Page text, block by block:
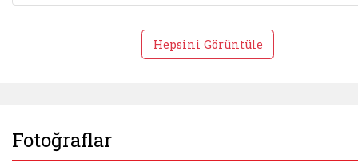
Hepsini Görüntüle
Fotoğraflar